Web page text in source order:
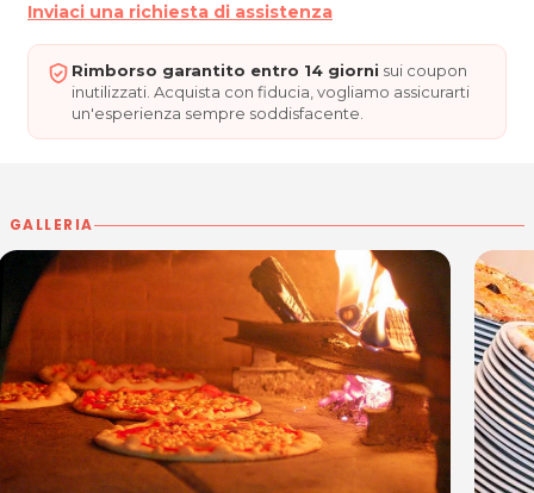
scrivi a posta@espevia.it
Inviaci una richiesta di assistenza
Rimborso garantito entro 14 giorni sui coupon
inutilizzati. Acquista con fiducia, vogliamo assicurarti
un'esperienza sempre soddisfacente.
GALLERIA